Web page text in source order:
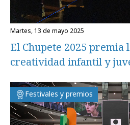
martes, 13 de mayo 2025
El Chupete 2025 premia
creatividad infantil y
Festivales y premios